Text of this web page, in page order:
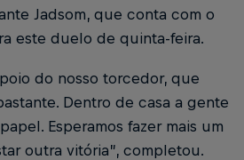
Jadsom, que conta com o
este duelo de quinta-feira.
do nosso torcedor, que
Dentro de casa a gente
Esperamos fazer mais um
outra vitória”, completou.